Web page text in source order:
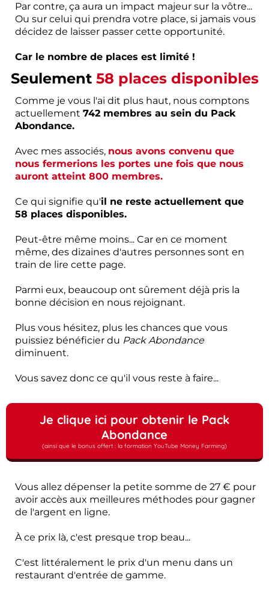
Par contre, ça aura un impact majeur sur la vôtre...
Ou sur celui qui prendra votre place, si jamais vous
décidez de laisser passer cette opportunité.
Car le nombre de places est limité !
Seulement 58 places disponibles
Comme je vous l'ai dit plus haut, nous comptons
actuellement 742 membres au sein du Pack
Abondance.
Avec mes associés, nous avons convenu que
nous fermerions les portes une fois que nous
auront atteint 800 membres.
Ce qui signifie qu'il ne reste actuellement que
58 places disponibles.
Peut-être même moins... Car en ce moment
même, des dizaines d'autres personnes sont en
train de lire cette page.
Parmi eux, beaucoup ont sûrement déjà pris la
bonne décision en nous rejoignant.
Plus vous hésitez, plus les chances que vous
puissiez bénéficier du Pack Abondance
diminuent.
Vous savez donc ce qu'il vous reste à faire...
Je clique ici pour obtenir le Pack
Abondance
(ainsi que le bonus offert : la formation YouTube Money Farming)
Vous allez dépenser la petite somme de 27 € pour
avoir accès aux meilleures méthodes pour gagner
de l'argent en ligne.
À ce prix là, c'est presque trop beau...
C'est littéralement le prix d'un menu dans un
restaurant d'entrée de gamme.